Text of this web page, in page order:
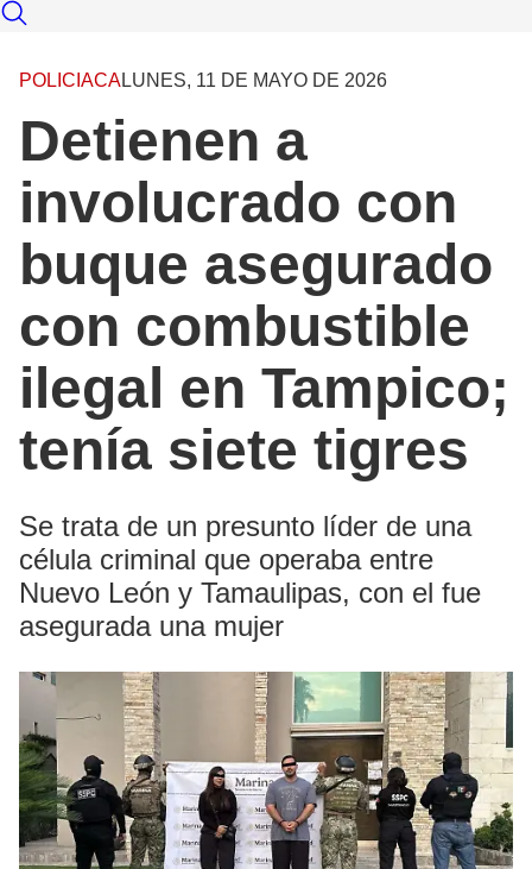
POLICIACALUNES, 11 DE MAYO DE 2026
Detienen a
involucrado con
buque asegurado
con combustible
ilegal en Tampico;
tenía siete tigres
Se trata de un presunto líder de una
célula criminal que operaba entre
Nuevo León y Tamaulipas, con el fue
asegurada una mujer